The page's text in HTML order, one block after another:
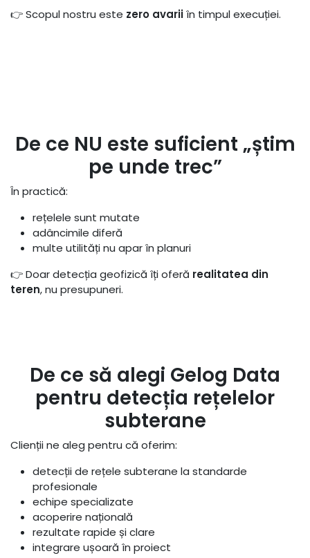
👉 Scopul nostru este zero avariiîn timpul execuției.
De ce NU este suficient „știm
pe unde trec”
În practică:
rețelele sunt mutate
adâncimile diferă
multe utilități nu apar în planuri
👉 Doar detecția geofizică îți oferă realitatea din
teren, nu presupuneri.
De ce să alegi Gelog Data
pentru detecția rețelelor
subterane
Clienții ne aleg pentru că oferim:
detecții de rețele subterane la standarde
profesionale
echipe specializate
acoperire națională
rezultate rapide și clare
integrare ușoară în proiect